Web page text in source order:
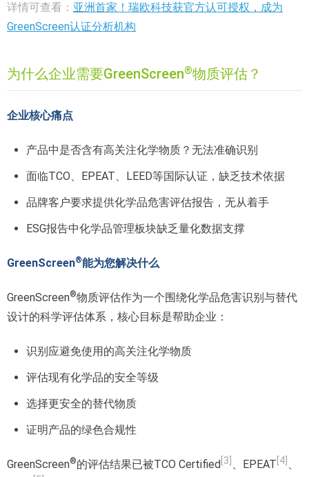
详情可查看： 亚洲首家！瑞欧科技获官方认可授权，成为
GreenScreen认证分析机构
为什么企业需要GreenScreen®物质评估？
企业核心痛点
产品中是否含有高关注化学物质？无法准确识别
面临TCO、EPEAT、LEED等国际认证，缺乏技术依据
品牌客户要求提供化学品危害评估报告，无从着手
ESG报告中化学品管理板块缺乏量化数据支撑
GreenScreen®能为您解决什么
GreenScreen®物质评估作为一个围绕化学品危害识别与替代
设计的科学评估体系，核心目标是帮助企业：
识别应避免使用的高关注化学物质
评估现有化学品的安全等级
选择更安全的替代物质
证明产品的绿色合规性
GreenScreen®的评估结果已被TCO Certified [3] 、EPEAT [4] 、